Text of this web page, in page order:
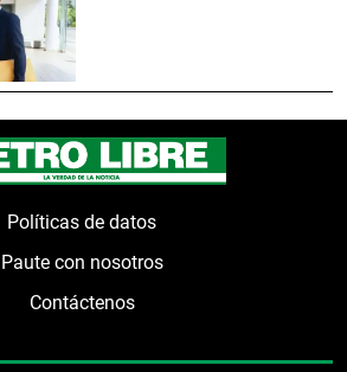
Políticas de datos
Paute con nosotros
Contáctenos